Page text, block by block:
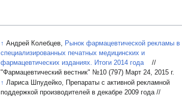
↑ Андрей Колебцев, Рынок фармацевтической рекламы в
специализированных печатных медицинских и
фармацевтических изданиях. Итоги 2014 года
//
"Фармацевтический вестник" №10 (797) Март 24, 2015 г.
↑ Лариса Шпудейко, Препараты с активной рекламной
поддержкой производителей в декабре 2009 года //